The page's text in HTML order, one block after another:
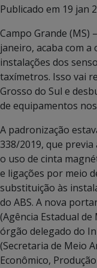
Publicado em 19 jan
Campo Grande (MS)
janeiro, acaba com
instalações dos
taxímetros. Isso vai
Grosso do Sul e
de equipamentos
A padronização
338/2019, que
o uso de cinta
e ligações por meio
substituição às
do ABS. A nova
(Agência Estadual
órgão delegado do
(Secretaria de Meio
Econômico,